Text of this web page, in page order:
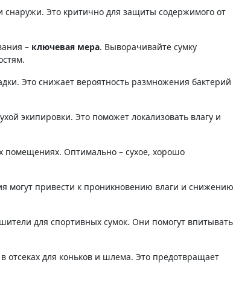
Это критично для защиты содержимого от
– ключевая мера. Выворачивайте сумку
Это снижает вероятность размножения бактерий
экипировки. Это поможет локализовать влагу и
помещениях. Оптимально – сухое, хорошо
могут привести к проникновению влаги и снижению
для спортивных сумок. Они помогут впитывать
отсеках для коньков и шлема. Это предотвращает